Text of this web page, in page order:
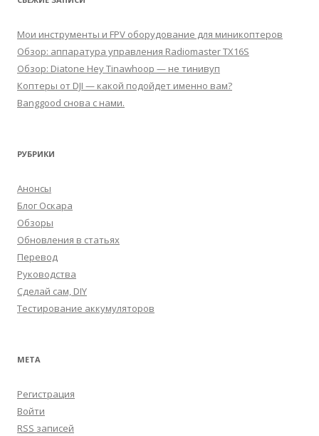
Мои инструменты и FPV оборудование для миникоптеров
Обзор: аппаратура управления Radiomaster TX16S
Обзор: Diatone Hey Tinawhoop — не тинивуп
Коптеры от DJI — какой подойдет именно вам?
Banggood снова с нами.
РУБРИКИ
Анонсы
Блог Оскара
Обзоры
Обновления в статьях
Перевод
Руководства
Сделай сам, DIY
Тестирование аккумуляторов
МЕТА
Регистрация
Войти
RSS записей